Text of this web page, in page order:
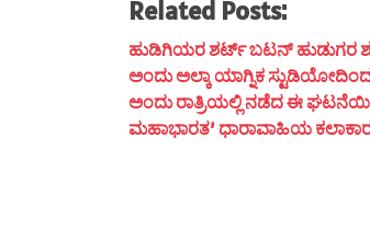
Related Posts:
ಹುಡಿಗಿಯರ ಶರ್ಟ್ ಬಟನ್ ಹುಡುಗರ
ಅಂದು ಅಲ್ಕಾ ಯಾಗ್ನಿಕ
ಅಂದು ರಾತ್ರಿಯಲ್ಲಿ ನಡೆದ ಈ
ಮಹಾಭಾರತ’ ಧಾರಾವಾಹಿಯ